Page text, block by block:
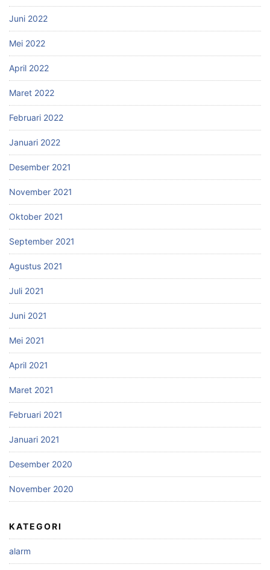
Juni 2022
Mei 2022
April 2022
Maret 2022
Februari 2022
Januari 2022
Desember 2021
November 2021
Oktober 2021
September 2021
Agustus 2021
Juli 2021
Juni 2021
Mei 2021
April 2021
Maret 2021
Februari 2021
Januari 2021
Desember 2020
November 2020
KATEGORI
alarm